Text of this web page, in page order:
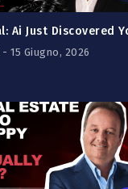
15 Giugno, 2026